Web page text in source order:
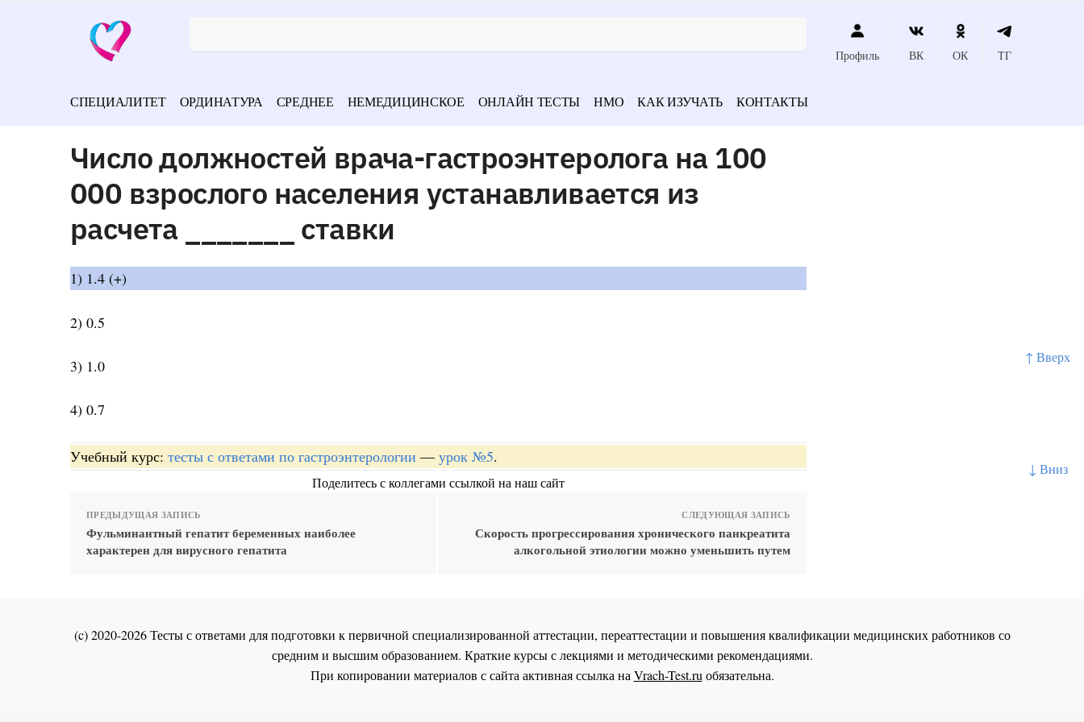
↑ Вверх
↓ Вниз
Профиль ВК ОК ТГ
СПЕЦИАЛИТЕТ ОРДИНАТУРА СРЕДНЕЕ НЕМЕДИЦИНСКОЕ ОНЛАЙН ТЕСТЫ НМО КАК ИЗУЧАТЬ КОНТАКТЫ
Число должностей врача-гастроэнтеролога на 100
000 взрослого населения устанавливается из
расчета _______ ставки
1) 1.4 (+)
2) 0.5
3) 1.0
4) 0.7
Учебный курс: тесты с ответами по гастроэнтерологии — урок №5.
Поделитесь с коллегами ссылкой на наш сайт
ПРЕДЫДУЩАЯ ЗАПИСЬ
Фульминантный гепатит беременных наиболее
характерен для вирусного гепатита
СЛЕДУЮЩАЯ ЗАПИСЬ
Скорость прогрессирования хронического панкреатита
алкогольной этиологии можно уменьшить путем
(c) 2020-2026 Тесты с ответами для подготовки к первичной специализированной аттестации, переаттестации и повышения квалификации медицинских работников со
средним и высшим образованием. Краткие курсы с лекциями и методическими рекомендациями.
При копировании материалов с сайта активная ссылка на Vrach-Test.ru обязательна.